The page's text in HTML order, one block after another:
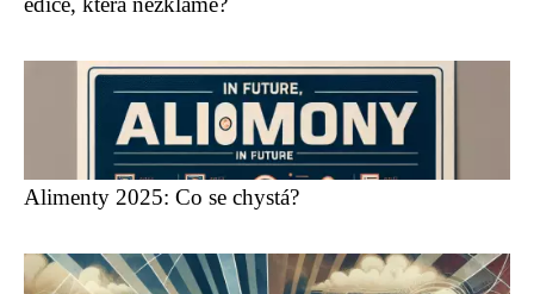
Alimenty 2025: Co se chystá?